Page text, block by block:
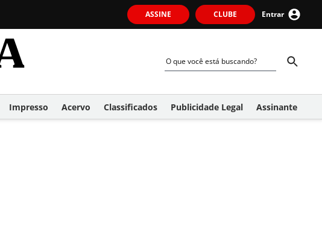
ASSINE CLUBE Entrar
Impresso Acervo Classificados Publicidade Legal Assinante